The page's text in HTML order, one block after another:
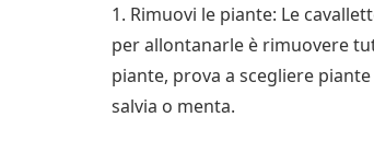
1. Rimuovi le piante: Le
per allontanarle è rimuovere
piante, prova a scegliere
salvia o menta.